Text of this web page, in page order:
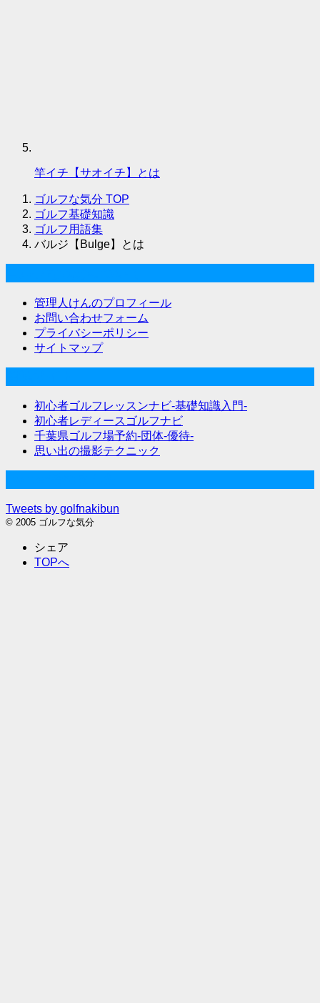
竿イチ【サオイチ】とは
ゴルフな気分 TOP
ゴルフ基礎知識
ゴルフ用語集
バルジ【Bulge】とは
管理人けんのプロフィール
お問い合わせフォーム
プライバシーポリシー
サイトマップ
初心者ゴルフレッスンナビ-基礎知識入門-
初心者レディースゴルフナビ
千葉県ゴルフ場予約-団体-優待-
思い出の撮影テクニック
Tweets by golfnakibun
© 2005 ゴルフな気分
シェア
TOPへ